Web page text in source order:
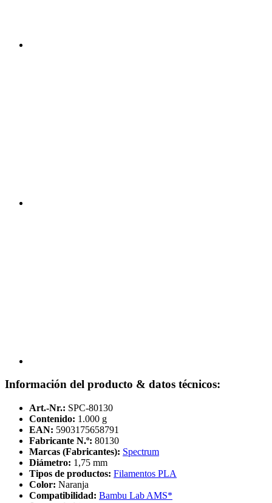
Información del producto & datos técnicos:
Art.-Nr.: SPC-80130
Contenido: 1.000 g
EAN: 5903175658791
Fabricante N.º: 80130
Marcas (Fabricantes): Spectrum
Diámetro: 1,75 mm
Tipos de productos: Filamentos PLA
Color: Naranja
Compatibilidad: Bambu Lab AMS*